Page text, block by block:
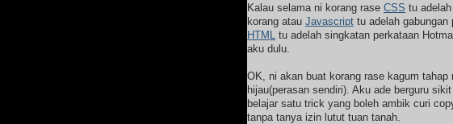
Kalau selama ni korang rase CSS tu
korang atau Javascript tu adelah
HTML tu adelah singkatan perkataan
aku dulu.
OK, ni akan buat korang rase kagum
hijau(perasan sendiri). Aku ade berguru
belajar satu trick yang boleh ambik curi
tanpa tanya izin lutut tuan tanah.